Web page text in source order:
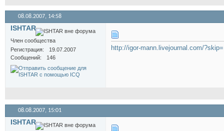
08.08.2007, 14:58
ISHTAR
Член сообщества
Регистрация
19.07.2007
Сообщений
146
http://igor-mann.livejournal.com/
08.08.2007, 15:01
ISHTAR